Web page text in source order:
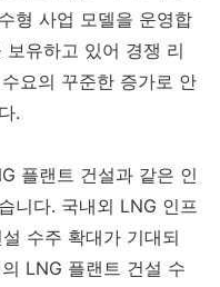
형 사업 모델을 운영합
유하고 있어 경쟁 리
요의 꾸준한 증가로 안
.
플랜트 건설과 같은 인
니다. 국내외 LNG 인프
수주 확대가 기대되
LNG 플랜트 건설 수